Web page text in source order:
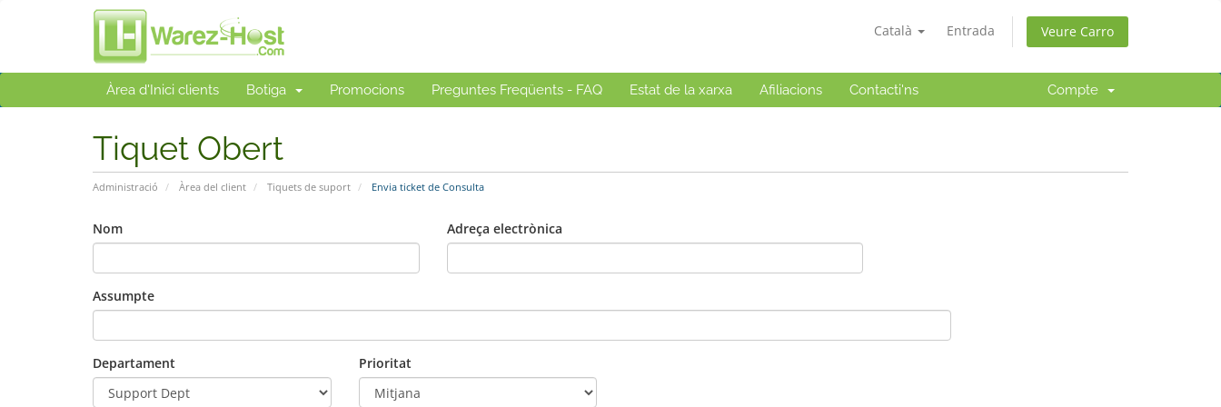
Català Entrada Veure Carro
Àrea d'Inici clients Botiga Promocions Preguntes Freqüents - FAQ Estat de la xarxa Afiliacions Contacti'ns Compte
Tiquet Obert
Administració Àrea del client Tiquets de suport Envia ticket de Consulta
Nom Adreça electrònica
Assumpte
Departament Prioritat